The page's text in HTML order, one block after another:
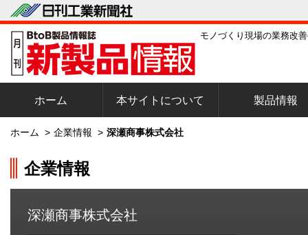
モノづくり現場の業務改
ホーム 本サイトについて 製品情報
ホーム > 企業情報 > 深瀬商事株式会社
企業情報
深瀬商事株式会社